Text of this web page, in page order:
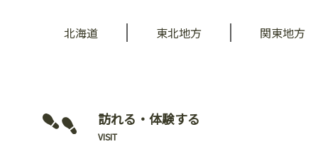
北海道 東北地方 関東地方
訪れる・体験する
VISIT